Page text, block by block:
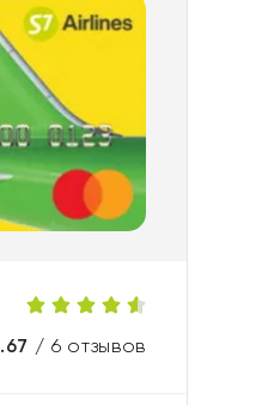
/ 6 отзывов